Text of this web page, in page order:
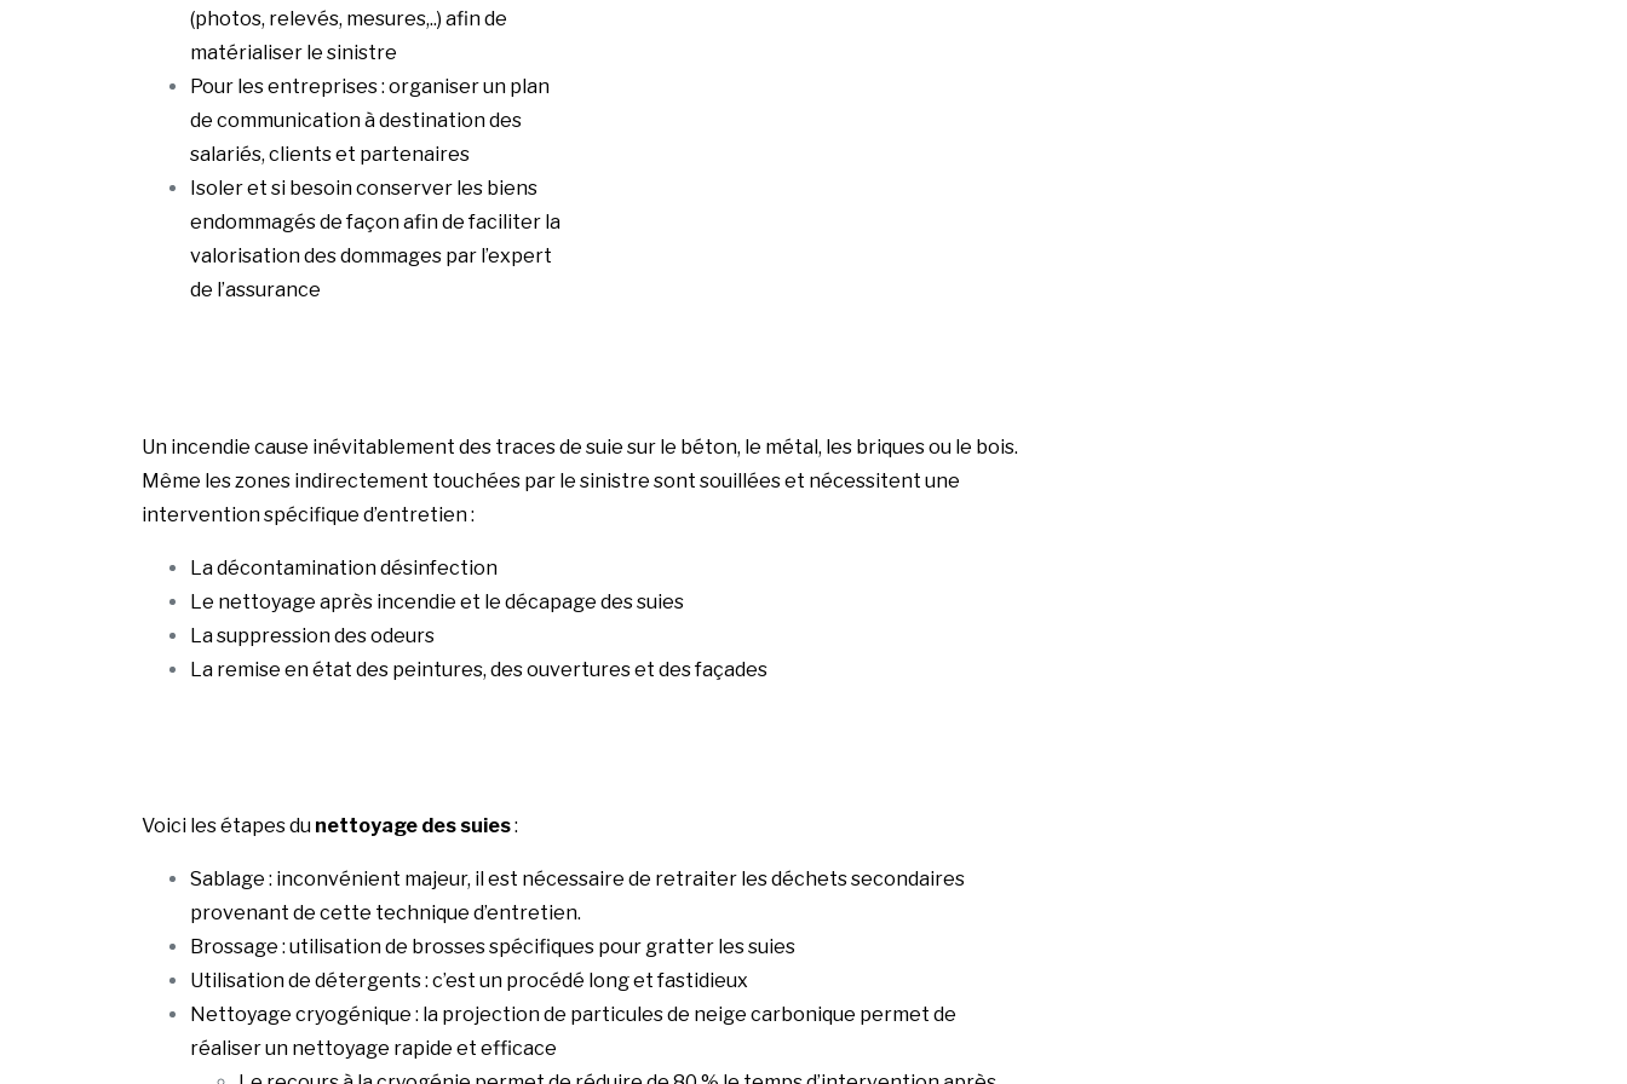
(photos, relevés, mesures,..) afin de
matérialiser le sinistre
Pour les entreprises : organiser un plan
de communication à destination des
salariés, clients et partenaires
Isoler et si besoin conserver les biens
endommagés de façon afin de faciliter la
valorisation des dommages par l’expert
de l’assurance
Un incendie cause inévitablement des traces de suie sur le béton, le métal, les briques ou le bois.
Même les zones indirectement touchées par le sinistre sont souillées et nécessitent une
intervention spécifique d’entretien :
La décontamination désinfection
Le nettoyage après incendie et le décapage des suies
La suppression des odeurs
La remise en état des peintures, des ouvertures et des façades
Voici les étapes du nettoyage des suies:
Sablage : inconvénient majeur, il est nécessaire de retraiter les déchets secondaires
provenant de cette technique d’entretien.
Brossage : utilisation de brosses spécifiques pour gratter les suies
Utilisation de détergents : c’est un procédé long et fastidieux
Nettoyage cryogénique : la projection de particules de neige carbonique permet de
réaliser un nettoyage rapide et efficace